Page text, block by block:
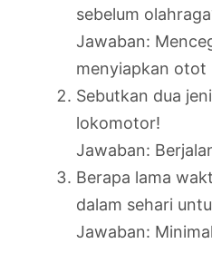
sebelum
Jawaban:
menyiapkan otot
Sebutkan dua
lokomotor!
Jawaban:
Berapa lama
dalam sehari
Jawaban: